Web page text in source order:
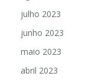
julho 2023
junho 2023
maio 2023
abril 2023